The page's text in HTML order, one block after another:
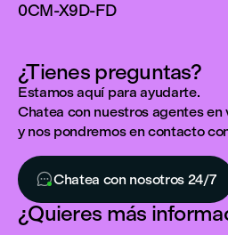
0CM-X9D-FD
¿Tienes preguntas?
Estamos aquí para ayudarte.
Chatea con nuestros agentes en
y nos pondremos en contacto
Chatea con nosotros 24/7
¿Quieres más